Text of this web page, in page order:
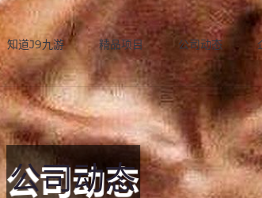
知道J9九游 精品项目 公司动态
公司动态